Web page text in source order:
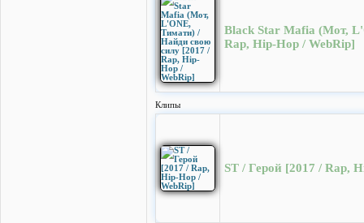
Black Star Mafia (Мот,
Rap, Hip-Hop / WebRip]
Клипы
ST / Герой [2017 / Rap,